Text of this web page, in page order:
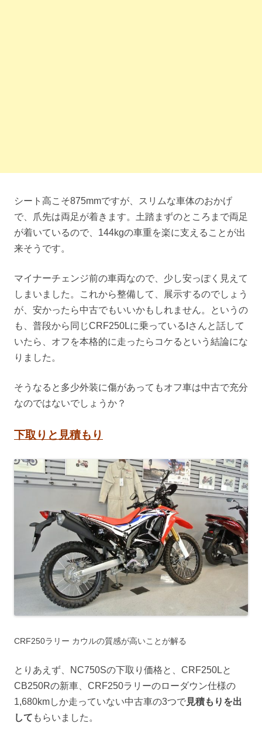
シート高こそ875mmですが、スリムな車体のおかげ
で、爪先は両足が着きます。土踏まずのところまで両足
が着いているので、144kgの車重を楽に支えることが出
来そうです。
マイナーチェンジ前の車両なので、少し安っぽく見えて
しまいました。これから整備して、展示するのでしょう
が、安かったら中古でもいいかもしれません。というの
も、普段から同じCRF250Lに乗っているIさんと話して
いたら、オフを本格的に走ったらコケるという結論にな
りました。
そうなると多少外装に傷があってもオフ車は中古で充分
なのではないでしょうか？
下取りと見積もり
CRF250ラリー カウルの質感が高いことが解る
とりあえず、NC750Sの下取り価格と、CRF250Lと
CB250Rの新車、CRF250ラリーのローダウン仕様の
1,680kmしか走っていない中古車の3つで見積もりを出
して もらいました。